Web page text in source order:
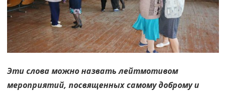
день.
Всех
пожилых
Эти слова можно назвать лейтмотивом
мероприятий, посвященных самому доброму и